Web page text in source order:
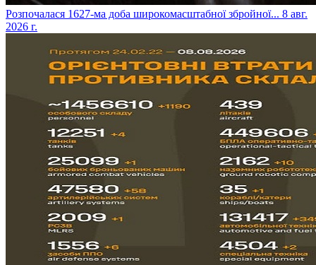
​Розпочалася 1627-ма доба широкомасштабної збройної... 8 авг.
2026 г.